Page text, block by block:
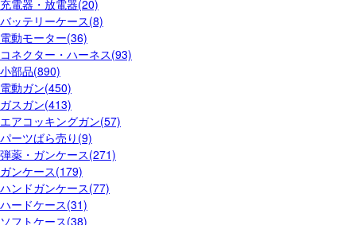
充電器・放電器(20)
バッテリーケース(8)
電動モーター(36)
コネクター・ハーネス(93)
小部品(890)
電動ガン(450)
ガスガン(413)
エアコッキングガン(57)
パーツばら売り(9)
弾薬・ガンケース(271)
ガンケース(179)
ハンドガンケース(77)
ハードケース(31)
ソフトケース(38)